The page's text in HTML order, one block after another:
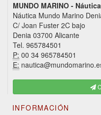
MUNDO MARINO -
Náutica Mundo Marino
C/ Joan Fuster 2C bajo
Denia 03700 Alicante
Tel. 965784501
P: 00 34 965784501
E:
INFORMACIÓN